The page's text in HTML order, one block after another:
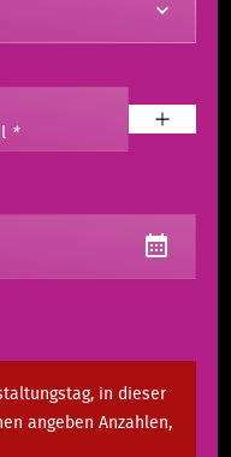
*
in dieser
angeben Anzahlen,